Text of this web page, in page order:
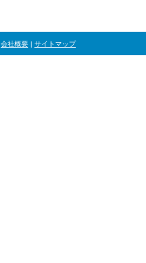
会社概要 | サイトマップ